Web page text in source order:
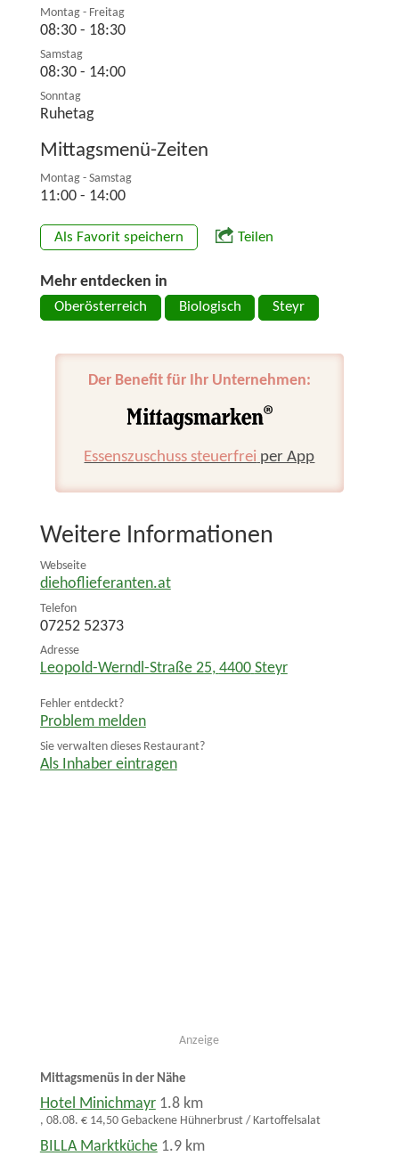
Montag - Freitag
08:30 - 18:30
Samstag
08:30 - 14:00
Sonntag
Ruhetag
Mittagsmenü-Zeiten
Montag - Samstag
11:00 - 14:00
Als Favorit speichern Teilen
Mehr entdecken in
Oberösterreich Biologisch Steyr
Der Benefit für Ihr Unternehmen:
Essenszuschuss steuerfrei per App
Weitere Informationen
Webseite
diehoflieferanten.at
Telefon
07252 52373
Adresse
Leopold-Werndl-Straße 25, 4400 Steyr
Fehler entdeckt?
Problem melden
Sie verwalten dieses Restaurant?
Als Inhaber eintragen
Anzeige
Mittagsmenüs in der Nähe
Hotel Minichmayr 1.8 km
, 08.08. € 14,50 Gebackene Hühnerbrust / Kartoffelsalat
BILLA Marktküche 1.9 km